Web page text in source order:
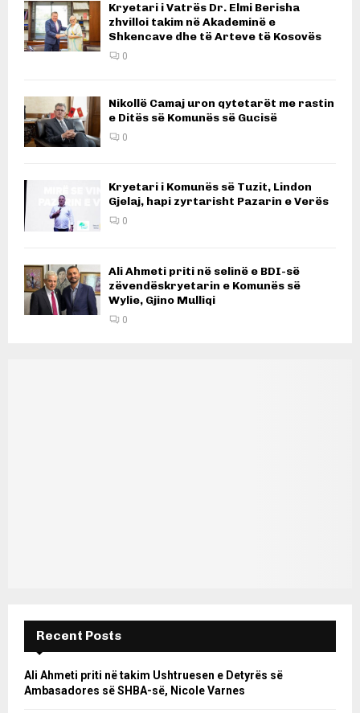
Kryetari i Vatrës Dr. Elmi Berisha
zhvilloi takim në Akademinë e
Shkencave dhe të Arteve të Kosovës
0
Nikollë Camaj uron qytetarët me rastin
e Ditës së Komunës së Gucisë
0
Kryetari i Komunës së Tuzit, Lindon
Gjelaj, hapi zyrtarisht Pazarin e Verës
0
Ali Ahmeti priti në selinë e BDI-së
zëvendëskryetarin e Komunës së
Wylie, Gjino Mulliqi
0
Recent Posts
Ali Ahmeti priti në takim Ushtruesen e Detyrës së
Ambasadores së SHBA-së, Nicole Varnes